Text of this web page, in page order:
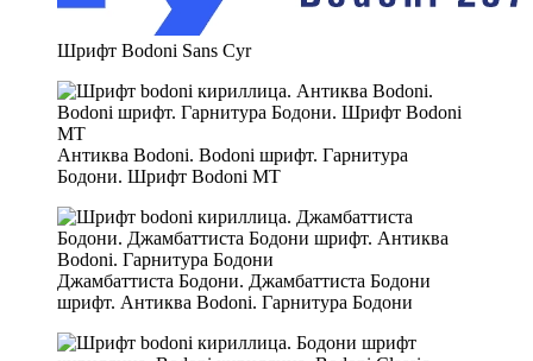
Шрифт Bodoni Sans Cyr
Антиква Bodoni. Bodoni шрифт. Гарнитура
Бодони. Шрифт Bodoni MT
Джамбаттиста Бодони. Джамбаттиста Бодони
шрифт. Антиква Bodoni. Гарнитура Бодони